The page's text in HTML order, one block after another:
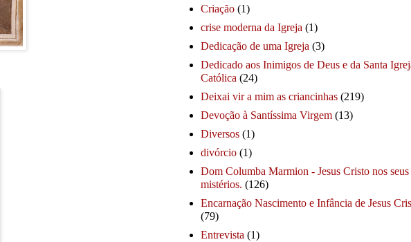
Criação (1)
crise moderna da Igreja (1)
Dedicação de uma Igreja (3)
Dedicado aos Inimigos de Deus e da Santa
Católica (24)
Deixai vir a mim as criancinhas (219)
Devoção à Santíssima Virgem (13)
Diversos (1)
divórcio (1)
Dom Columba Marmion - Jesus Cristo nos seus
mistérios. (126)
Encarnação Nascimento e Infância de Jesus
(79)
Entrevista (1)